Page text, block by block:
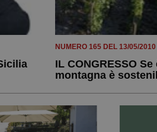
NUMERO 165 DEL 13/05/2010
IL CONGRESSO Se
montagna è